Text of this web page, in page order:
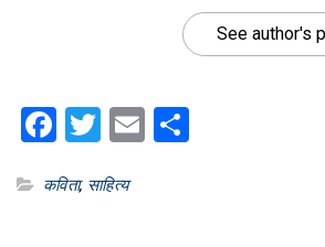
See author's
Facebook
Twitter
Email
कविता, साहित्य